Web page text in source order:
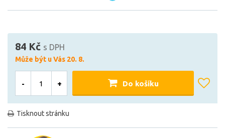
84 Kč s DPH
Může být u Vás 20. 8.
- + Do košíku
Tisknout stránku